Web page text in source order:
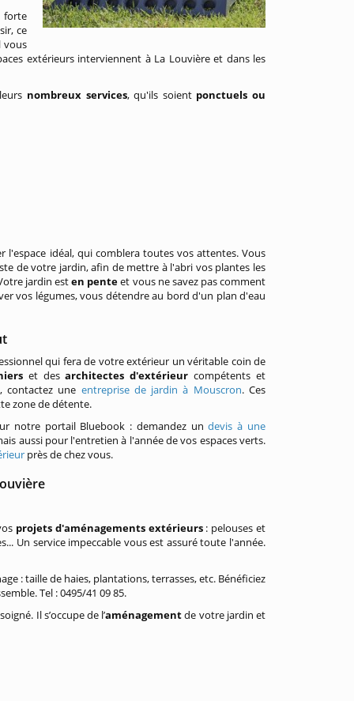
forte
ce
vous
extérieurs interviennent à La Louvière et dans les
nombreux services, qu'ils soientponctuels ou
idéal, qui comblera toutes vos attentes. Vous
de votre jardin, afin de mettre à l'abri vos plantes les
jardin esten penteet vous ne savez pas comment
vos légumes, vous détendre au bord d'un plan d'eau
qui fera de votre extérieur un véritable coin de
et desarchitectes d'extérieur compétents et
contactez une entreprise de jardin à Mouscron. Ces
zone de détente.
notre portail Bluebook : demandez undevis à une
aussi pour l'entretien à l'année de vos espaces verts.
près de chez vous.
projets d'aménagements extérieurs: pelouses et
Un service impeccable vous est assuré toute l'année.
: taille de haies, plantations, terrasses, etc. Bénéficiez
Tel : 0495/41 09 85.
Il s’occupe de l’aménagementde votre jardin et